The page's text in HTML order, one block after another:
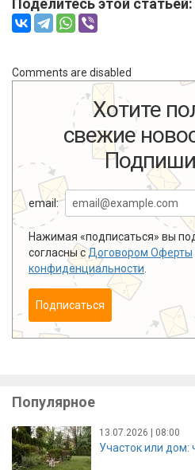
Поделитесь этой статьей:
Comments are disabled
Хотите
свежие
email:
Нажимая «подписаться» вы
согласны сДоговором Оферты
конфиденциальности
Подписаться
Популярное
13.07.2026 | 08:00
Участок или дом: